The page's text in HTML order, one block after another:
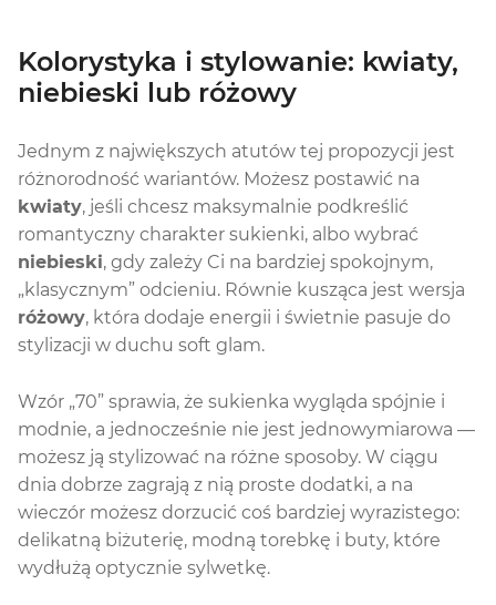
Kolorystyka i stylowanie: kwiaty,
niebieski lub różowy
Jednym z największych atutów tej propozycji jest
różnorodność wariantów. Możesz postawić na
kwiaty, jeśli chcesz maksymalnie podkreślić
romantyczny charakter sukienki, albo wybrać
niebieski, gdy zależy Ci na bardziej spokojnym,
„klasycznym” odcieniu. Równie kusząca jest wersja
różowy, która dodaje energii i świetnie pasuje do
stylizacji w duchu soft glam.
Wzór „70” sprawia, że sukienka wygląda spójnie i
modnie, a jednocześnie nie jest jednowymiarowa —
możesz ją stylizować na różne sposoby. W ciągu
dnia dobrze zagrają z nią proste dodatki, a na
wieczór możesz dorzucić coś bardziej wyrazistego:
delikatną biżuterię, modną torebkę i buty, które
wydłużą optycznie sylwetkę.